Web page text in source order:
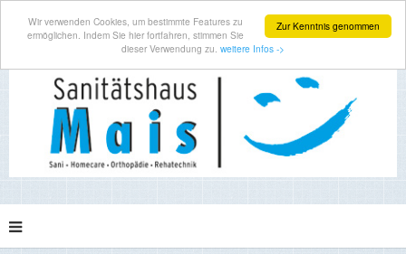
Zur Kenntnis genommen
Wir verwenden Cookies, um bestimmte Features zu
ermöglichen. Indem Sie hier fortfahren, stimmen Sie
dieser Verwendung zu. weitere Infos ->